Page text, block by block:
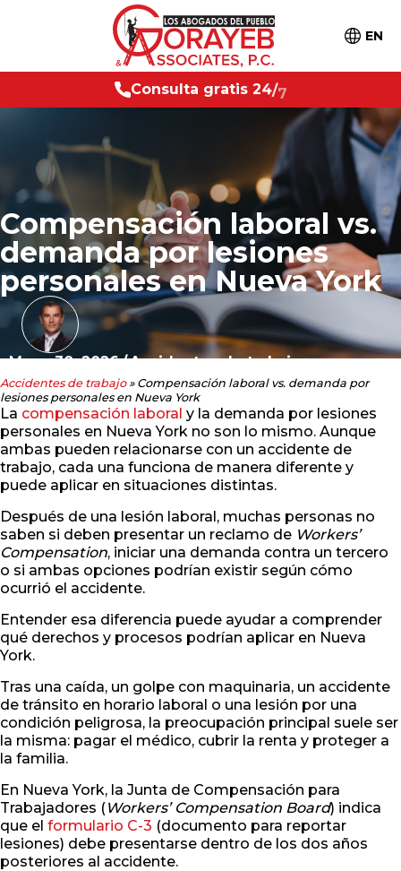
EN
Consulta gratis 24/7
Compensación laboral vs.
demanda por lesiones
personales en Nueva York
Mayo 30, 2026/Accidentes de trabajo
Accidentes de trabajo» Compensación laboral vs. demanda por
lesiones personales en Nueva York
La compensación laboral y la demanda por lesiones
personales en Nueva York no son lo mismo. Aunque
ambas pueden relacionarse con un accidente de
trabajo, cada una funciona de manera diferente y
puede aplicar en situaciones distintas.
Después de una lesión laboral, muchas personas no
saben si deben presentar un reclamo de Workers’
Compensation, iniciar una demanda contra un tercero
o si ambas opciones podrían existir según cómo
ocurrió el accidente.
Entender esa diferencia puede ayudar a comprender
qué derechos y procesos podrían aplicar en Nueva
York.
Tras una caída, un golpe con maquinaria, un accidente
de tránsito en horario laboral o una lesión por una
condición peligrosa, la preocupación principal suele ser
la misma: pagar el médico, cubrir la renta y proteger a
la familia.
En Nueva York, la Junta de Compensación para
Trabajadores (Workers’ Compensation Board) indica
que el formulario C-3 (documento para reportar
lesiones) debe presentarse dentro de los dos años
posteriores al accidente.